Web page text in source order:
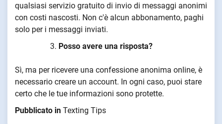
qualsiasi servizio gratuito di invio di messaggi anonimi
con costi nascosti. Non c'è alcun abbonamento, paghi
solo per i messaggi inviati.
Posso avere una risposta?
Sì, ma per ricevere una confessione anonima online, è
necessario creare un account. In ogni caso, puoi stare
certo che le tue informazioni sono protette.
Pubblicato in Texting Tips